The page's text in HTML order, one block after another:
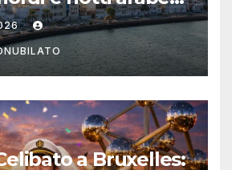
e Musandam
a Bruxelles: